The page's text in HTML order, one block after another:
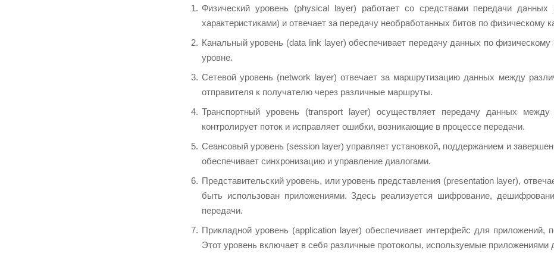
Физический уровень (physical layer) работает со средствами передачи
характеристиками) и отвечает за передачу необработанных битов по физическому
Канальный уровень (data link layer) обеспечивает передачу данных по
уровне.
Сетевой уровень (network layer) отвечает за маршрутизацию данных между
отправителя к получателю через различные маршруты.
Транспортный уровень (transport layer) осуществляет передачу данных
контролирует поток и исправляет ошибки, возникающие в процессе передачи.
Сеансовый уровень (session layer) управляет установкой, поддержанием и
обеспечивает синхронизацию и управление диалогами.
Представительский уровень, или уровень представления (presentation layer),
быть использован приложениями. Здесь реализуется шифрование,
передачи.
Прикладной уровень (application layer) обеспечивает интерфейс для приложений,
Этот уровень включает в себя различные протоколы, используемые